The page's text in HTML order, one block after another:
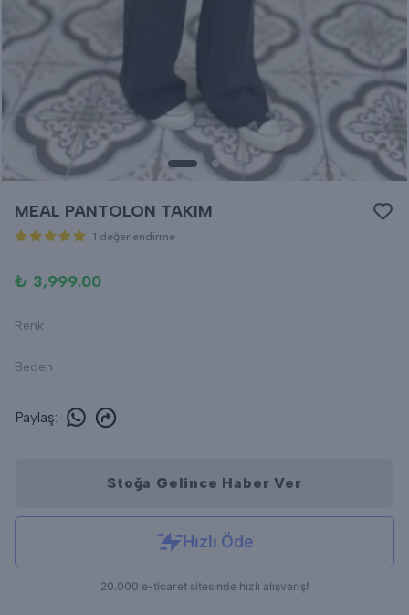
MEAL PANTOLON TAKIM
1 değerlendirme
₺ 3,999.00
Renk
Beden
Paylaş:
Stoğa Gelince Haber Ver